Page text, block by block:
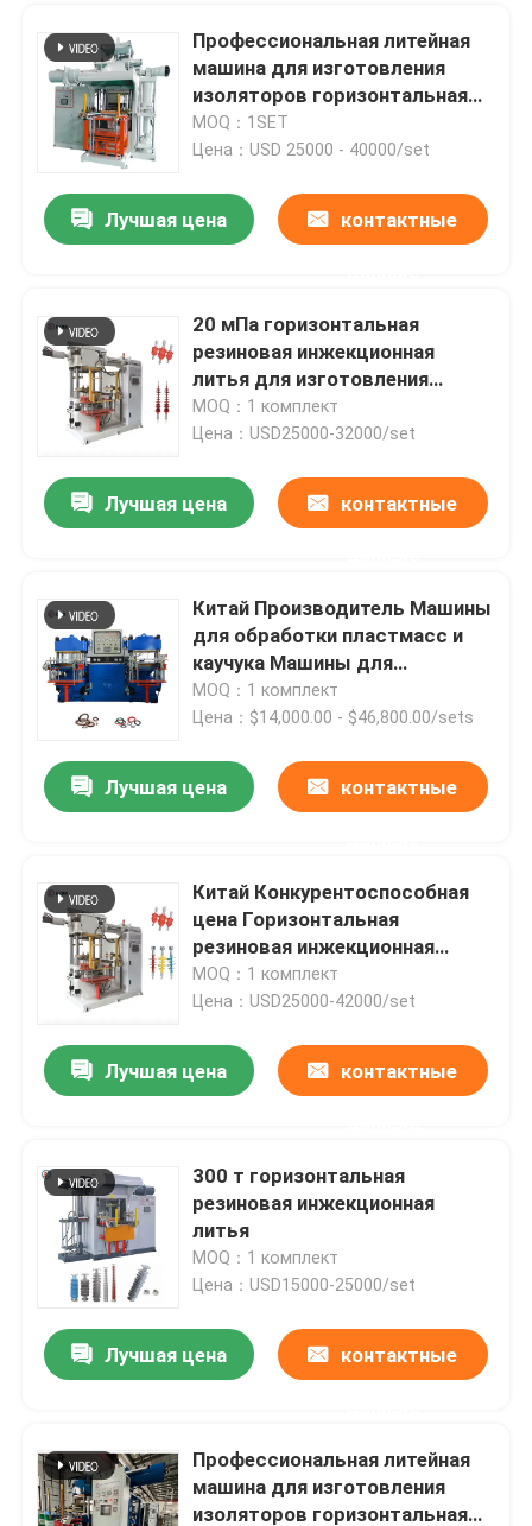
Продукция
Ролики
О Компании
контроль качества
контактные данные
Новости
VR SHOW
Профессиональная литейная
машина для изготовления
изоляторов горизонтальная
резиновая силиконовая
инжекционная машина
MOQ：1SET
Цена：USD 25000 - 40000/set
Лучшая цена контактные
20 мПа горизонтальная
резиновая инжекционная
литья для изготовления
изолятора
MOQ：1 комплект
Цена：USD25000-32000/set
Лучшая цена контактные
Китай Производитель Машины
для обработки пластмасс и
каучука Машины для
прессования каучуковой
формы для изготовления
уплотнения
MOQ：1 комплект
Цена：$14,000.00 - $46,800.00/sets
Лучшая цена контактные
Китай Конкурентоспособная
цена Горизонтальная
резиновая инжекционная
литья для изготовления
изоляторных автозапчастей
MOQ：1 комплект
Цена：USD25000-42000/set
Лучшая цена контактные
300 т горизонтальная
резиновая инжекционная
литья
MOQ：1 комплект
Цена：USD15000-25000/set
Лучшая цена контактные
Профессиональная литейная
машина для изготовления
изоляторов горизонтальная